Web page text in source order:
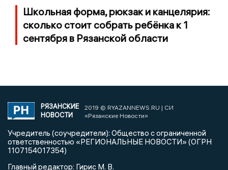
Школьная форма, рюкзак и канцелярия:
сколько стоит собрать ребёнка к 1
сентября в Рязанской области
РЯЗАНСКИЕ
НОВОСТИ
2019 © RYAZANNEWS.RU | СИ
«Рязанские Новости»
Учредитель (соучредители): Общество с ограниченной
ответственностью «РЕГИОНАЛЬНЫЕ НОВОСТИ» (ОГРН
1107154017354)
Главный редактор: Гирис М. В.